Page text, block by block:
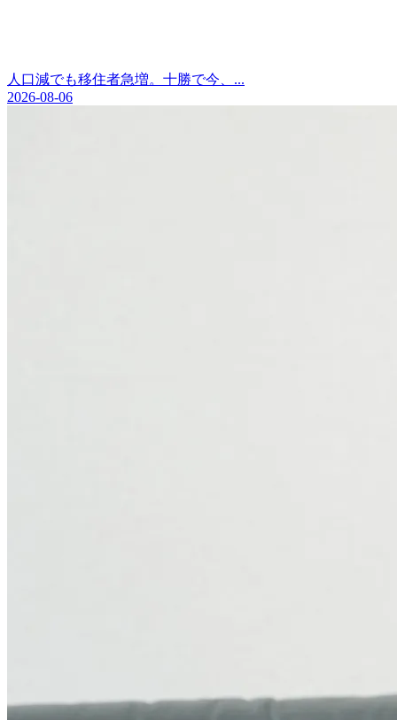
人口減でも移住者急増。十勝で今、...
2026-08-06